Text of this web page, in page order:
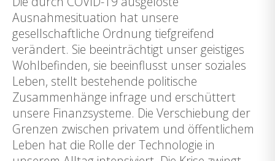
Ausnahmesituation hat unsere
gesellschaftliche Ordnung tiefgreifend
verändert. Sie beeinträchtigt unser geistiges
Wohlbefinden, sie beeinflusst unser soziales
Leben, stellt bestehende politische
Zusammenhänge infrage und erschüttert
unsere Finanzsysteme. Die Verschiebung der
Grenzen zwischen privatem und öffentlichem
Leben hat die Rolle der Technologie in